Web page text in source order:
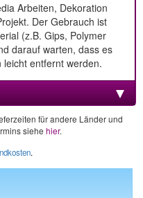
Arbeiten, Dekoration
Der Gebrauch ist
(z.B. Gips, Polymer
darauf warten, dass es
entfernt werden.
für andere Länder und
siehe hier.
.